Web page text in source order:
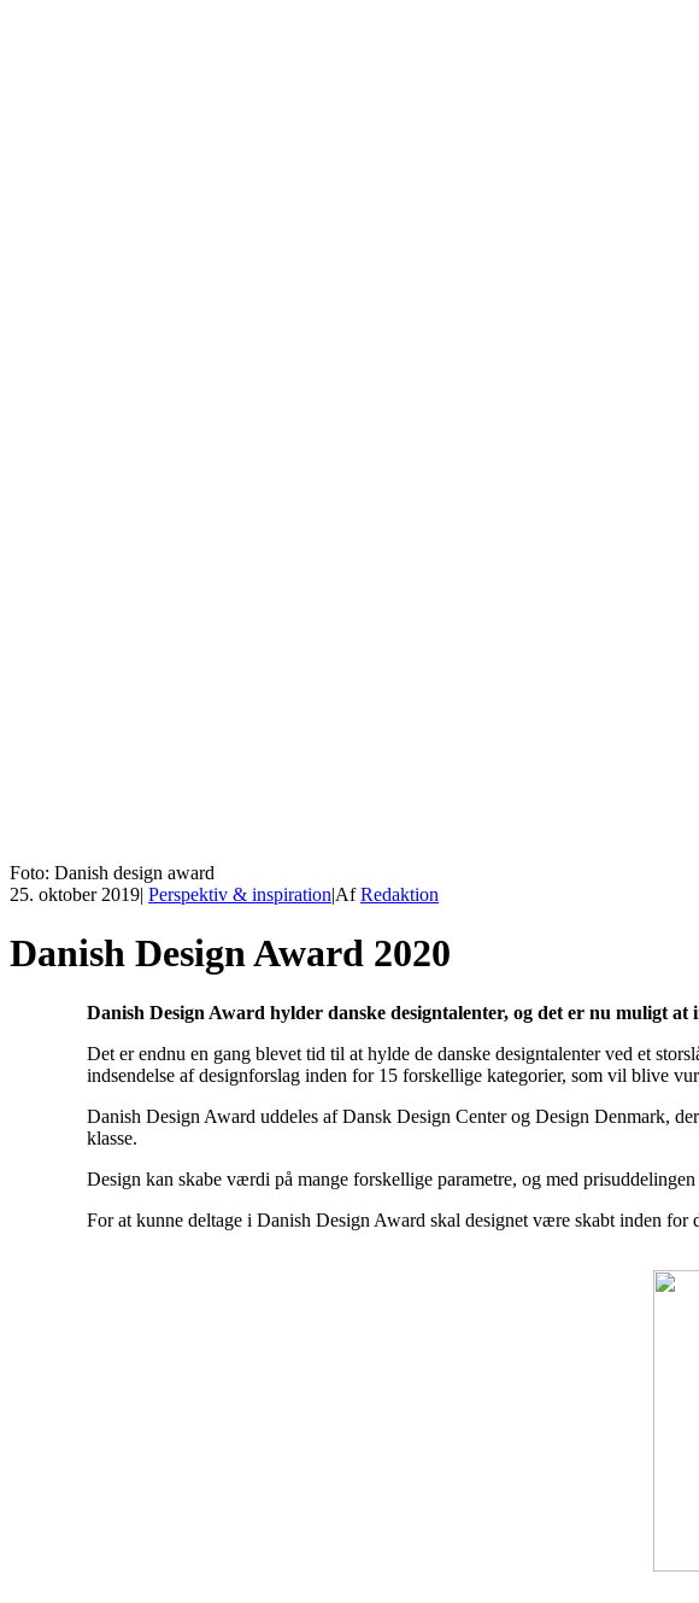
Foto: Danish design award
25. oktober 2019| Perspektiv & inspiration|AfRedaktion
Danish Design Award 2020
Danish Design Award hylder danske designtalenter, og det er nu muligt
Det er endnu en gang blevet tid til at hylde de danske designtalenter ved et
indsendelse af designforslag inden for 15 forskellige kategorier, som vil blive
Danish Design Award uddeles af Dansk Design Center og Design Denmark,
klasse.
Design kan skabe værdi på mange forskellige parametre, og med
For at kunne deltage i Danish Design Award skal designet være skabt inden for